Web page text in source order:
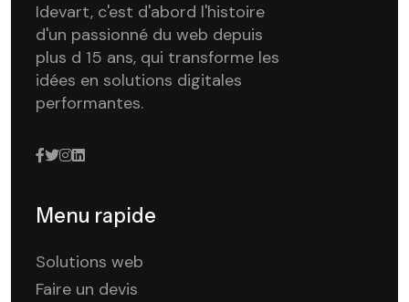
Idevart, c'est d'abord l'histoire
d'un passionné du web depuis
plus d 15 ans, qui transforme les
idées en solutions digitales
performantes.
Menu rapide
Solutions web
Faire un devis